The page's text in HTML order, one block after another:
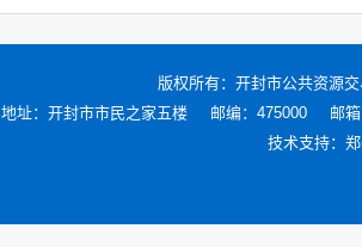
版权所有： 开封市公共资源
地址：开封市市民之家五楼
邮编：475000
邮
技术支持：